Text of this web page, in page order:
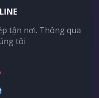
tận nơi. Thông qua
tôi